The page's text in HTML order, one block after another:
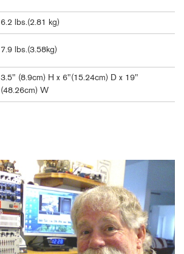
6.2 lbs.(2.81 kg)
7.9 lbs.(3.58kg)
3.5" (8.9cm) H x 6"(15.24cm) D x 19"
(48.26cm) W